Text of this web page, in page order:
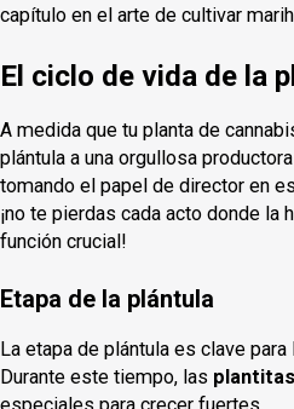
capítulo en el arte de cultivar
El ciclo de vida de la
A medida que tu planta de
plántula a una orgullosa
tomando el papel de director en
¡no te pierdas cada acto donde la
función crucial!
Etapa de la plántula
La etapa de plántula es clave para
Durante este tiempo, las